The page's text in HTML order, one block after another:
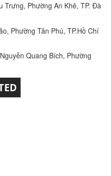
Trưng, Phường An Khê, TP. Đà
Phường Tân Phú, TP.Hồ Chí
Quang Bích, Phường